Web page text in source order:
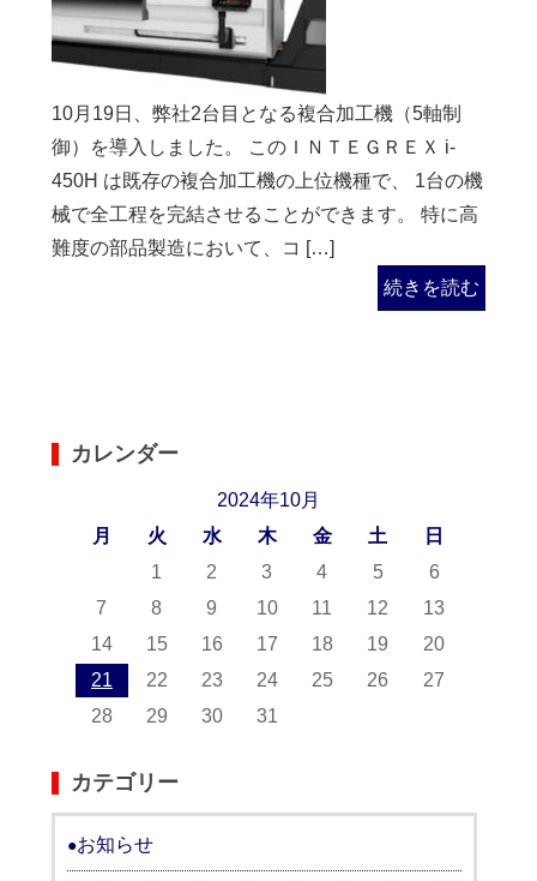
10月19日、弊社2台目となる複合加工機（5軸制
御）を導入しました。 このＩＮＴＥＧＲＥＸ i-
450H は既存の複合加工機の上位機種で、 1台の機
械で全工程を完結させることができます。 特に高
難度の部品製造において、コ […]
続きを読む
カレンダー
2024年10月
月
火 水 木 金 土
日
1
2 3 4 5
6
7
8 9 10 11 12
13
14
15 16 17 18 19
20
21
22 23 24 25 26
27
28
29 30 31
カテゴリー
お知らせ